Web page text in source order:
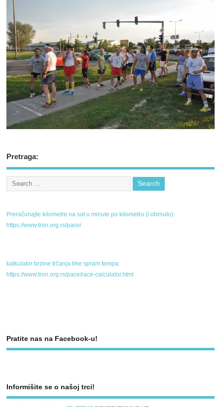
Pretraga:
Preračunajte kilometre na sat u minute po kilometru (i obrnuto):
https://www.tron.org.rs/pace/
kalkulator brzine trčanja trke spram tempa:
https://www.tron.org.rs/pace/race-calculator.html
Pratite nas na Facebook-u!
Informišite se o našoj trci!